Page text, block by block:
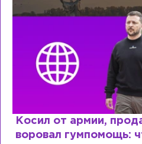
Рыдает из-за мужа,
Лазаревым: как Лера